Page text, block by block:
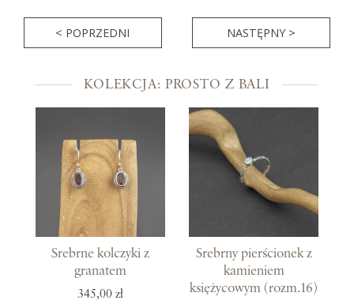
< POPRZEDNI NASTĘPNY >
KOLEKCJA: PROSTO Z BALI
Srebrne kolczyki z
granatem
345,00 zł
Srebrny pierścionek z
kamieniem
księżycowym (rozm.16)